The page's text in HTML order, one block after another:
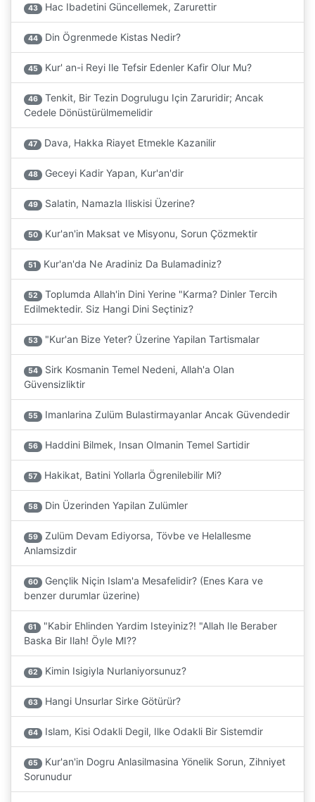
43 Hac Ibadetini Güncellemek, Zarurettir
44 Din Ögrenmede Kistas Nedir?
45 Kur' an-i Reyi Ile Tefsir Edenler Kafir Olur Mu?
46
Tenkit, Bir Tezin Dogrulugu Için Zaruridir; Ancak
Cedele Dönüstürülmemelidir
47 Dava, Hakka Riayet Etmekle Kazanilir
48 Geceyi Kadir Yapan, Kur'an'dir
49 Salatin, Namazla Iliskisi Üzerine?
50 Kur'an'in Maksat ve Misyonu, Sorun Çözmektir
51 Kur'an'da Ne Aradiniz Da Bulamadiniz?
52
Toplumda Allah'in Dini Yerine "Karma? Dinler Tercih
Edilmektedir. Siz Hangi Dini Seçtiniz?
53 "Kur'an Bize Yeter? Üzerine Yapilan Tartismalar
54
Sirk Kosmanin Temel Nedeni, Allah'a Olan
Güvensizliktir
55 Imanlarina Zulüm Bulastirmayanlar Ancak Güvendedir
56 Haddini Bilmek, Insan Olmanin Temel Sartidir
57 Hakikat, Batini Yollarla Ögrenilebilir Mi?
58 Din Üzerinden Yapilan Zulümler
59
Zulüm Devam Ediyorsa, Tövbe ve Helallesme
Anlamsizdir
60
Gençlik Niçin Islam'a Mesafelidir? (Enes Kara ve
benzer durumlar üzerine)
61
"Kabir Ehlinden Yardim Isteyiniz?! "Allah Ile Beraber
Baska Bir Ilah! Öyle MI??
62 Kimin Isigiyla Nurlaniyorsunuz?
63 Hangi Unsurlar Sirke Götürür?
64 Islam, Kisi Odakli Degil, Ilke Odakli Bir Sistemdir
65
Kur'an'in Dogru Anlasilmasina Yönelik Sorun, Zihniyet
Sorunudur